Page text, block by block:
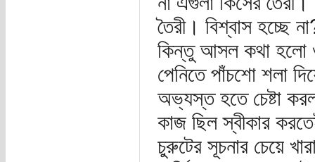
তৈরী। বিশ্বাস হচ্ছে
কিন্তু আসল কথা হলো
পেনিতে পাঁচশো শলা
অভ্যস্ত হতে চেষ্টা
কাজ ছিল স্বীকার
চুরুটের সূচনার চেয়ে